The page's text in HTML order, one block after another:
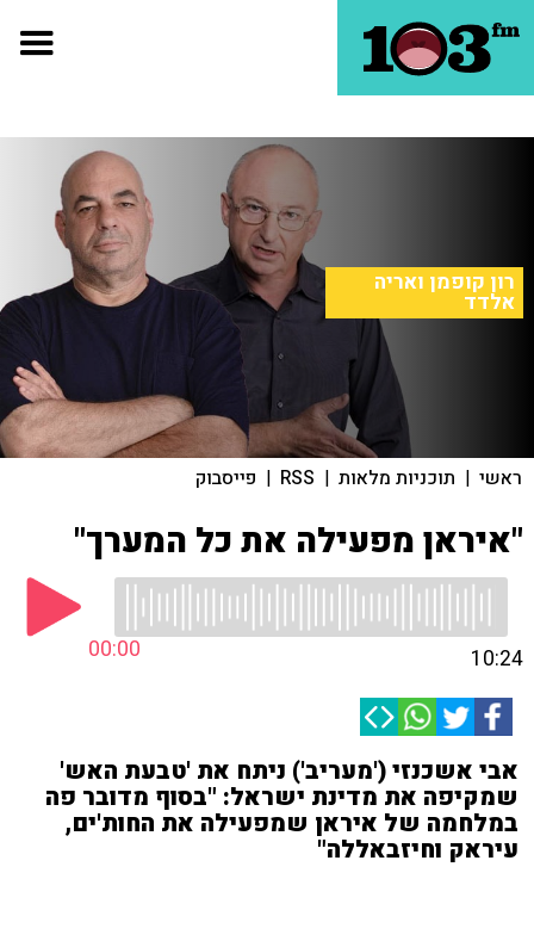
רון קופמן ואריה
אלדד
ראשי | תוכניות מלאות |
RSS
| פייסבוק
"איראן מפעילה את כל המערך"
00:00 10:24
אבי אשכנזי ('מעריב') ניתח את 'טבעת האש'
שמקיפה את מדינת ישראל: "בסוף מדובר פה
במלחמה של איראן שמפעילה את החות'ים,
עיראק וחיזבאללה"